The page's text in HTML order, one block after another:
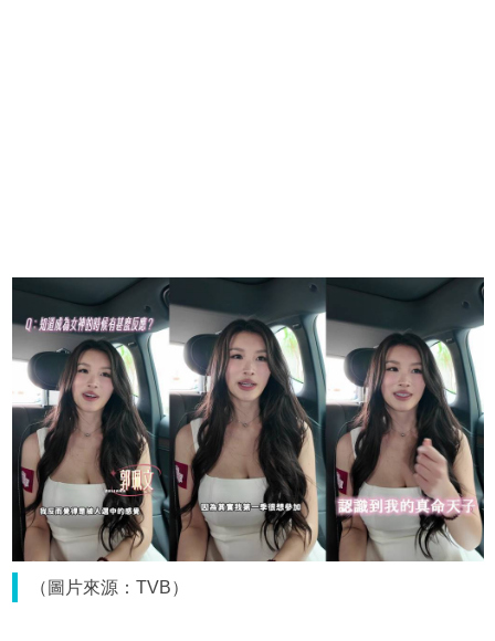
（圖片來源：TVB）